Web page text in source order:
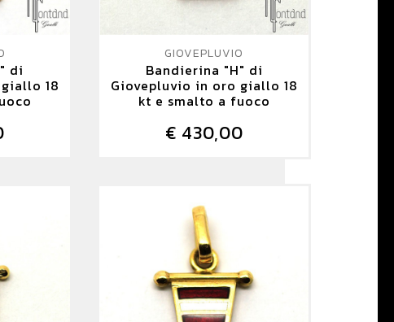
di
18
GIOVEPLUVIO
Bandierina "H" di
Giovepluvio in oro giallo 18
kt e smalto a fuoco
€ 430,00